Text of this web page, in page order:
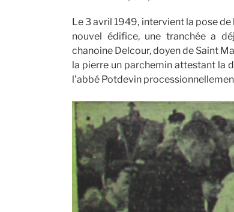
Le 3 avril 1949, intervient la pose
nouvel édifice, une tranchée a
chanoine Delcour, doyen de Saint
la pierre un parchemin attestant la
l’abbé Potdevin